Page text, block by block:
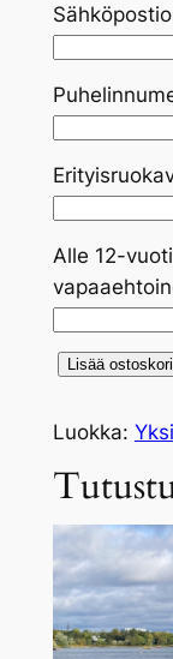
Alle 12-
l
k
p
a
t
Lisää
Luokka: